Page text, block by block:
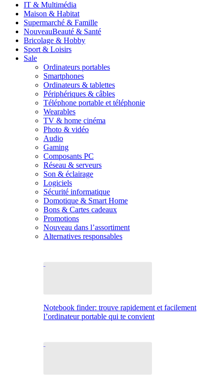
IT & Multimédia
Maison & Habitat
Supermarché & Famille
NouveauBeauté & Santé
Bricolage & Hobby
Sport & Loisirs
Sale
Ordinateurs portables
Smartphones
Ordinateurs & tablettes
Périphériques & câbles
Téléphone portable et téléphonie
Wearables
TV & home cinéma
Photo & vidéo
Audio
Gaming
Composants PC
Réseau & serveurs
Son & éclairage
Logiciels
Sécurité informatique
Domotique & Smart Home
Bons & Cartes cadeaux
Promotions
Nouveau dans l’assortiment
Alternatives responsables
Notebook finder: trouve rapidement et facilement
l’ordinateur portable qui te convient